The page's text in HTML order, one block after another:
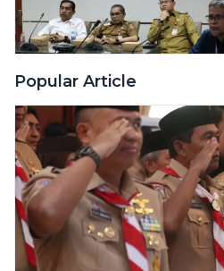
Popular Article